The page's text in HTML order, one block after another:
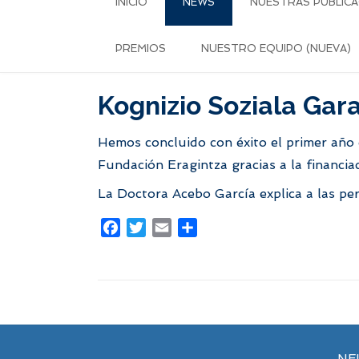
PREMIOS NUESTRO EQUIPO (NUEVA)
Kognizio Soziala
Hemos concluido con éxito el primer
Fundación Eragintza gracias a la
La Doctora Acebo García explica a las
FacebookTwitter
Email